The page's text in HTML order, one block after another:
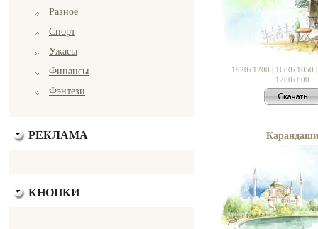
Разное
Спорт
Ужасы
Финансы
Фэнтези
РЕКЛАМА
КНОПКИ
1920x1200 | 1680x1050
1280x800
Карандаши